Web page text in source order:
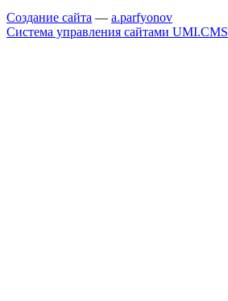
Создание сайта — a.parfyonov
Система управления сайтами UMI.CMS